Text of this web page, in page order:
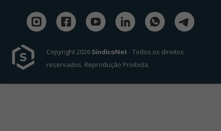
Copyright 2026SíndicoNet - Todos os direitos
reservados. Reprodução Proibida.